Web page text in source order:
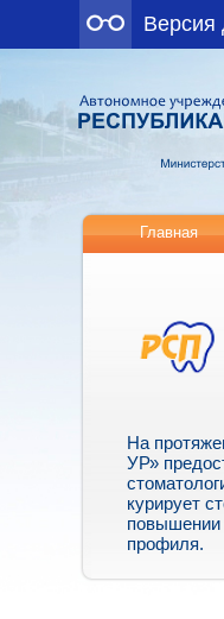
Версия
Главная
На
УР»
курирует
повышении
профиля.